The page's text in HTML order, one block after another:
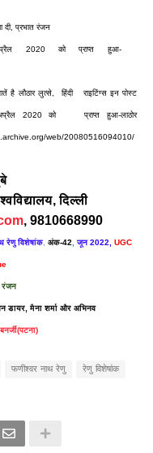
दी, प्रभात रंजन
2020 को प्राप्त हुआ-
है लौठार लुत्से, हिंदी राइटिंग्स इन पोस्ट
2020 को प्राप्त हुआ-लाठोर
web/20080516094010/
दिल्ली
, 9810668990
रेणु विशेषांक, अंक-42 जून 2022, UGC
रंजन
डायर, मैना शर्मा और अभिनव
फणीश्वर नाथ रेणु
रेणु विशेषांक